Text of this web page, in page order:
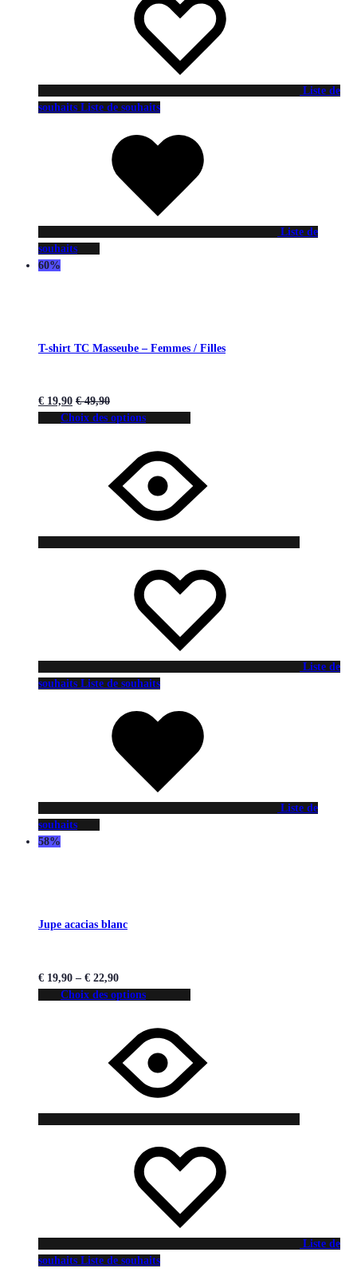
Liste de
souhaits Liste de souhaits
Liste de
souhaits
60%
T-shirt TC Masseube – Femmes / Filles
€ 19,90 €49,90
Choix des options
Liste de
souhaits Liste de souhaits
Liste de
souhaits
58%
Jupe acacias blanc
€ 19,90 – € 22,90
Choix des options
Liste de
souhaits Liste de souhaits